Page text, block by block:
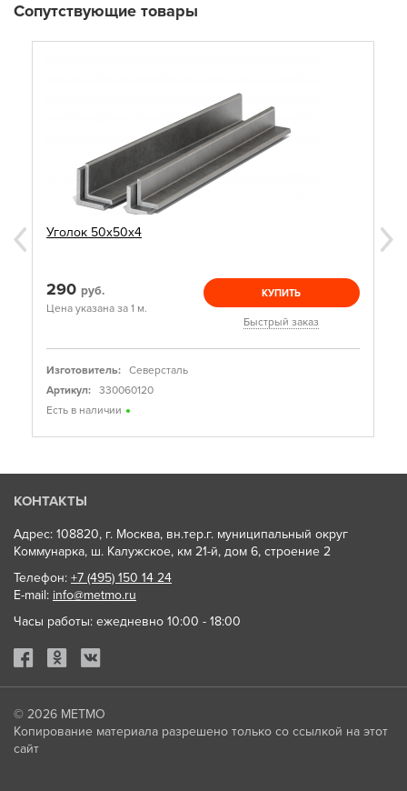
Сопутствующие товары
Уголок 50х50х4
290 руб.
Цена указана за 1 м.
КУПИТЬ
Быстрый заказ
Изготовитель:
Северсталь
Артикул:
330060120
Есть в наличии
КОНТАКТЫ
Адрес: 108820, г. Москва, вн.тер.г. муниципальный округ
Коммунарка, ш. Калужское, км 21-й, дом 6, строение 2
Телефон: +7 (495) 150 14 24
E-mail: info@metmo.ru
Часы работы: ежедневно 10:00 - 18:00
© 2026 МЕТМО
Копирование материала разрешено только со ссылкой на этот
сайт